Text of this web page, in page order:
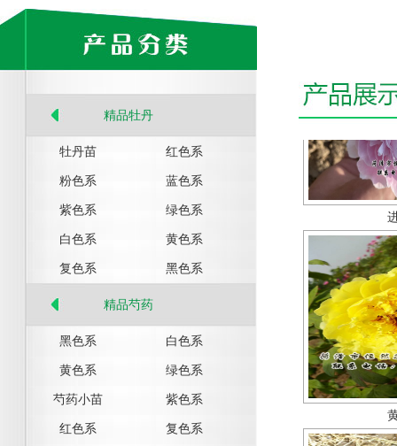
精品牡丹
牡丹苗 红色系
粉色系 蓝色系
紫色系 绿色系
白色系 黄色系
复色系 黑色系
精品芍药
黑色系 白色系
黄色系 绿色系
芍药小苗 紫色系
红色系 复色系